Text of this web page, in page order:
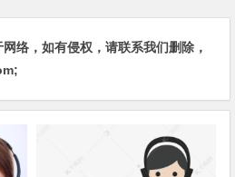
络，如有侵权，请联系我们删除，